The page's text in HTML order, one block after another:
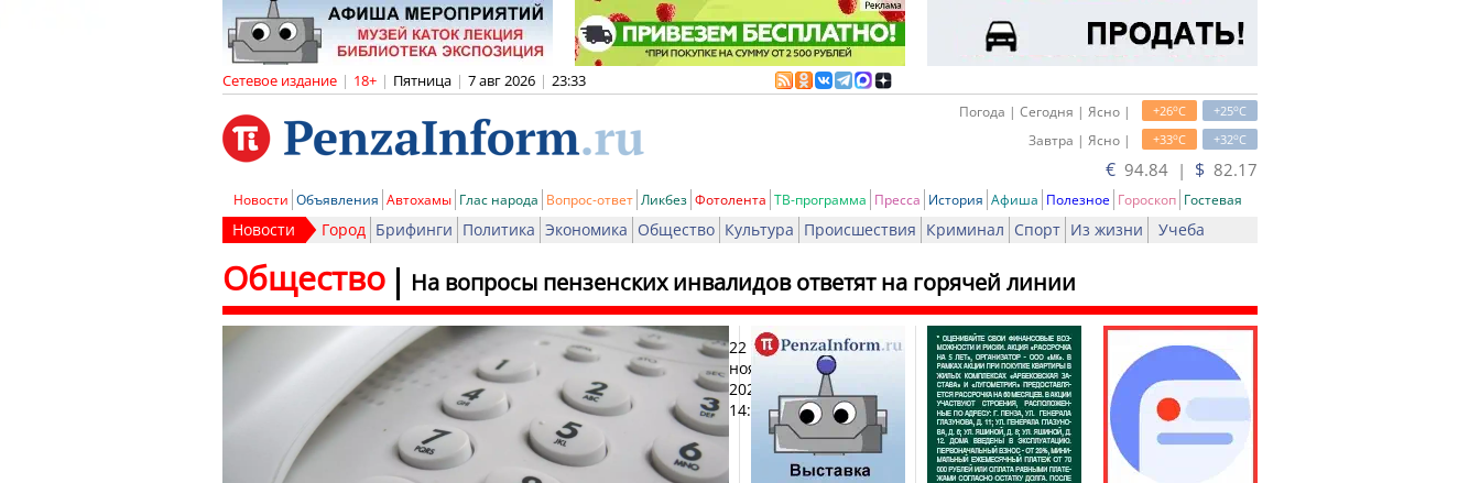
Сетевое издание | 18+ | Пятница | 7 авг 2026 | 23:33
+25oC
+26oC
Погода | Сегодня | Ясно |
+32oC
+33oC
Завтра | Ясно |
€ 94.84 | $ 82.17
Новости Объявления Автохамы Глас народа Вопрос-ответ Ликбез Фотолента ТВ-программа Пресса История Афиша Полезное Гороскоп Гостевая
Новости Город Брифинги Политика Экономика Общество Культура Происшествия Криминал Спорт Из жизни Учеба
На вопросы пензенских инвалидов ответят на горячей линии
Общество
22
ноября
2025,
14:18
Печать